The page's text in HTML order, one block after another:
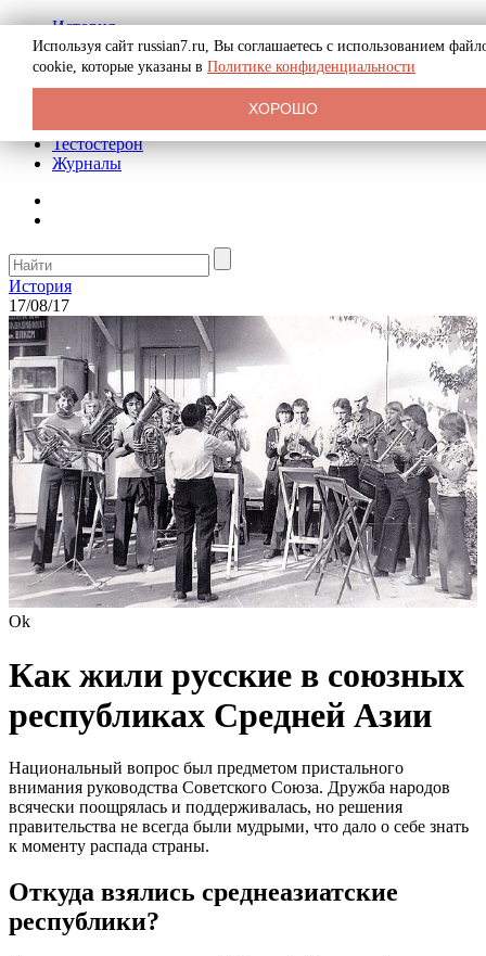
История
Биография
Криминал
Реклама на сайте
Тестостерон
Журналы
История
17/08/17
Ok
Как жили русские в союзных
республиках Средней Азии
Национальный вопрос был предметом пристального
внимания руководства Советского Союза. Дружба народов
всячески поощрялась и поддерживалась, но решения
правительства не всегда были мудрыми, что дало о себе знать
к моменту распада страны.
Откуда взялись среднеазиатские
республики?
Используя сайт russian7.ru, Вы соглашаетесь с использованием
cookie, которые указаны в Политике конфиденциальности
ХОРОШО